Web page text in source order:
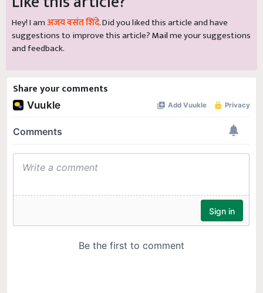
Hey! I amअजय वसंत शिंदे. Did you liked this article and have
suggestions to improve this article?Mailme your suggestions
and feedback.
Share your comments